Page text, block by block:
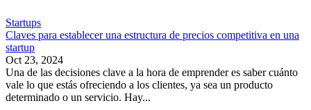
Startups
Claves para establecer una estructura de precios competitiva en una
startup
Oct 23, 2024
Una de las decisiones clave a la hora de emprender es saber cuánto
vale lo que estás ofreciendo a los clientes, ya sea un producto
determinado o un servicio. Hay...